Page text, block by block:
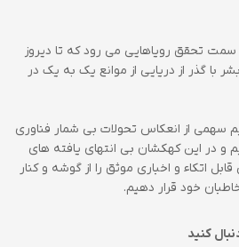
سمت تحقق رویاهایی می رود که تا دیروز
با گذر از دریایی از موانع یک به یک در
سهمی از انعکاس تحولات بی شمار فناوری
و در این کهکشان بی انتهای یافته های
اتکاء و اخباری موثق را از گوشه و کنار
خود قرار دهیم.
کنید